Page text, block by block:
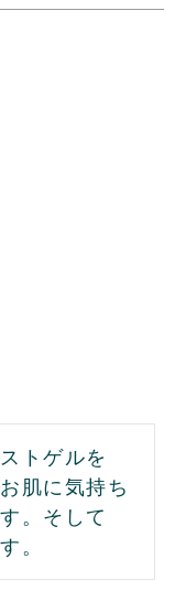
トゲルを
肌に気持ち
。そして
。